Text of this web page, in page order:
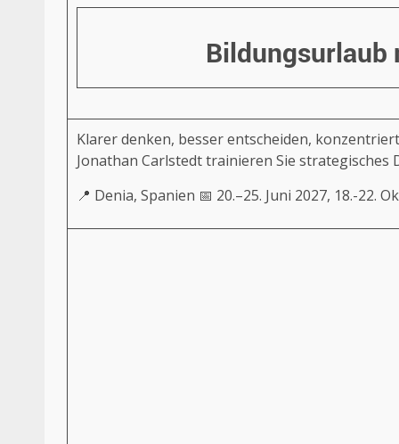
Bildungsurlaub
Klarer denken, besser entscheiden,
Jonathan Carlstedt trainieren Sie
📍 Denia, Spanien 📅 20.–25. Juni 2027, 18.-22.